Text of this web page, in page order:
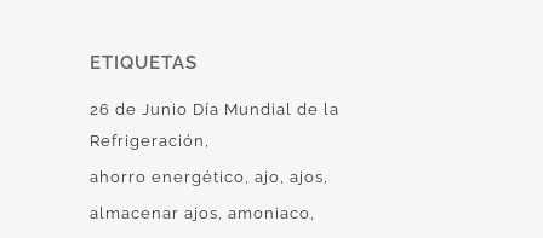
ETIQUETAS
26 de Junio Día Mundial de la
Refrigeración
ahorro energético ajo ajos
almacenar ajos amoniaco